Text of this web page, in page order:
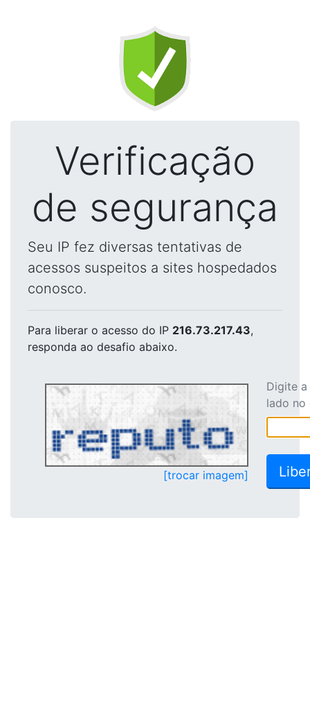
Verificação
de segurança
Seu IP fez diversas tentativas de
acessos suspeitos a sites hospedados
conosco.
Para liberar o acesso do IP 216.73.217.43,
responda ao desafio abaixo.
[trocar imagem]
Digite
lado no